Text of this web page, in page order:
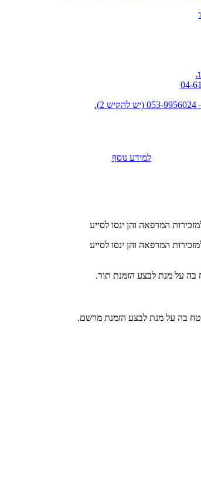
למידע נוסף
המרפאה והן ינסו לסייע
המרפאה והן ינסו לסייע
בה על מנת לבצע הזמנת תור.
בה על מנת לבצע הזמנת מרשם.